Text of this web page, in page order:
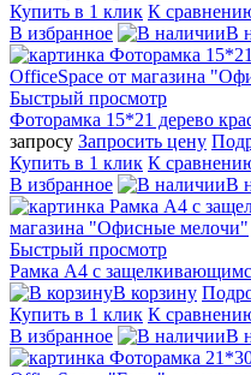
Купить в 1 клик К
В избранное
В
Быстрый просмотр
Фоторамка 15*21 дерево
запросу Запросить цену
Купить в 1 клик К
В избранное
В
Быстрый просмотр
Рамка А4 с
В корзину
Купить в 1 клик К
В избранное
В